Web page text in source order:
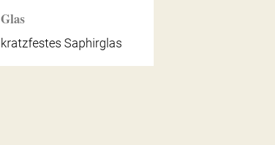
Glas
kratzfestes Saphirglas